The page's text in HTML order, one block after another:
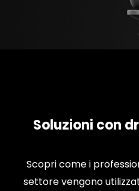
Soluzioni con
Scopri come i
settore vengono